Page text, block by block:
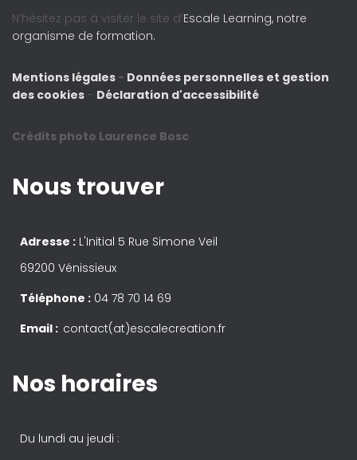
N’hésitez pas à visiter le site d’Escale Learning, notre
organisme de formation.
Mentions légales - Données personnelles et gestion
des cookies - Déclaration d'accessibilité
Crédits photo Laurence Bosc
Nous trouver
Adresse : L'Initial 5 Rue Simone Veil
69200 Vénissieux
Téléphone : 04 78 70 14 69
Email : contact(at)escalecreation.fr
Nos horaires
Du lundi au jeudi :